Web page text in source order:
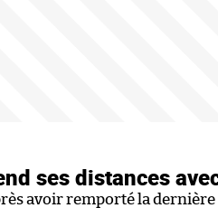
ses distances
avoir remporté la